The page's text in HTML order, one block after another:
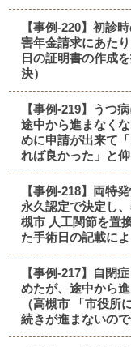
【事例-220】初診
害年金請求にあた
日の証明書の作成
決）
【事例-219】うつ
途中から進まなく
めに申請が出来て
れば良かった」と仰
【事例-218】両特
永久認定で決定し
槻市 人工関節を置
た手術日の記載によ
【事例-217】自閉
めたが、途中から
（高槻市 「市役所
続きが進まないの